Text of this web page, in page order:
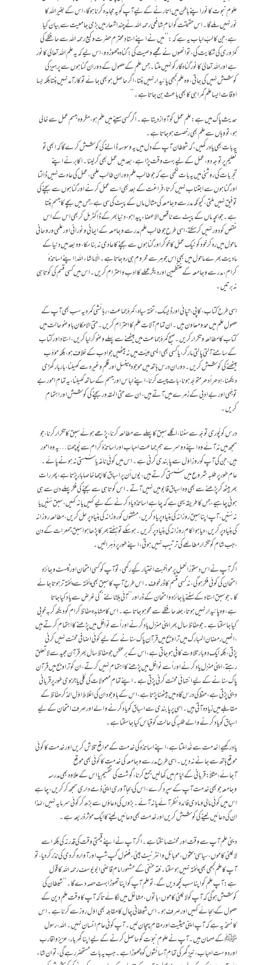
علوم ِ نبوت کانور اپنے باطن میں اتارنے کے لیے آپ کو یہ مجاہدہ کرنا ہوگا،اس کے بغیر اللہ کا
نورنہیں ملے گا۔اس حقیقت کو امام شافعی رحمہ اللہ نے چند اشعار میں بڑی جامعیت سے بیان کیا
ہے،جن کا لبّ لباب یہ ہے کہ: ’’میں نے اپنے استادِمحترم حضرت وکیع رحمہ اللہ سے حافظے کی
کمزوری کی شکایت کی ،توانھوں نے مجھے وصیت کی:گناہ چھوڑدو،اس لیے کہ یہ علم اللہ تعالیٰ کا نور
ہے اور اللہ تعالیٰ کا نور گناہ گار کونہیں ملتا۔جس علم کے حصول کے دوران گناہوں سے پرہیز کی
کوشش نہیں کی جاتی،وہ علم کبھی پائیدار نہیں بنتا،اگر حاصل ہوبھی جائے تو کارآمد نہیں بنتابلکہ بسا
اوقات ایسا علم گمراہی کا بھی باعث بن جاتا ہے۔‘‘
حدیث پاک میں ہے:علم عمل کو آواز دیتا ہے۔اگر کسی سینے میں علم ہو،مگر وہ جسم عمل سے خالی
ہو،تو وہاں سے علم بھی رخصت ہوجاتا ہے۔
یہ بات بھی یاد رکھیں ،کہ شیطان آپ کے دل میں یہ وسوسہ ڈالنے کی کوشش کرے گاکہ ابھی تو
تعلیم پر توجہ دو،عمل کے لیے بہت وقت پڑاہے،بعد میں عمل بھی کرلینا۔اکابر نے اپنے
تجربات کی روشنی میں یہ بات لکھی ہے کہ جو طالب علم دورانِ طالب علمی ،عمل کی عادت نہیں ڈالتا
اور گناہوں سے اجتناب نہیں کرتا،فراغت کے بعد بھی اسے عمل کرنے اور گناہوں سے بچنے کی
توفیق نہیں ملتی، کیونکہ مدرسے وجامعہ کی مثال ماں کے پیٹ کی سی ہے،جس میں بچے کا جسم بنتا
ہے۔جو بچہ ماں کے پیٹ سے ناقص الاعضاء پید اہو،دنیا بھر کے ڈاکٹر مل کر بھی اس کے اس
نقص کودور نہیں کرسکتے ،اسی طرح جو طالب علم مدرسے وجامعہ کے ایمانی ونورانی اور علمی وروحانی
ماحول میں رہ کر خود کو نیک عمل کا خوگر اور گناہوں سے بچنے کا عادی نہ بناسکا،وہ بعد میں دنیا کے
مادیت بھرے ماحول میں بھی اس جوہر سے محروم ہی رہ جاتا ہے۔الّاماشاء اللہ! اپنے اساتذہ ٔ
کرام،مدرسے وجامعہ کے منتظمین اور دیگر عملے کاادب واحترام کریں۔اس میں کسی قسم کی کوتاہی
نہ برتیں ۔
اسی طرح کتاب،کاپی،تپائی اور ڈیسک ،تختہ سیاہ،کمرۂ جماعت ،رہائشی کمرہ یہ سب بھی آپ کے
حصول ِ علم میں ممدّومعاون ہیں ۔ان تمام آلاتِ علم کا احترام کریں ۔حتی الامکان باوضو حالت میں
کتاب کا مطالعہ وتکرار کریں ۔صبح کمرۂ جماعت میں بیٹھنے سے پہلے وضو کرلیا کریں ،استاد اورکتاب
کے سامنے آلتی پالتی مار کر،یا کسی بھی ایسی ہیئت میں نہ بیٹھیں جو ادب کے خلاف ہو،بلکہ مؤدّب
بیٹھنے کی کوشش کریں ۔دورانِ درس ہاتھ میں موجود پینسل اور قلم وغیرہ سے کھیلنا،بار بار گھڑی
دیکھنا،اِدھر اُدھر متوجّہ ہونا،بات چیت کرنا،اپنے لباس اور جسم کے ساتھ کھیلنا ،یہ تمام امور بے
توجّہی اور بے ادبی کے زمرے میں آتے ہیں ،ان سے حتی المقدور بچنے کی کوشش اور اہتمام
کریں ۔
درس کوپُوری توجّہ سے سننا،اگلے سبق کا پہلے سے مطالعہ کرنا،پڑھے ہوئے سبق کا تکرار کرنا،جو
سمجھ میں نہ آئے وہ اپنے دوسرے ہم جماعت احباب اور اساتذۂ کرام سے پُوچھنا…یہ وہ امور
ہیں،جن کی آپ کو روزِ اوّل سے پابندی کرنی ہے۔اس میں کوئی ناغہ یاسُستی نہ ہونے پائے۔
عام طور پر طلبہ شروع میں سُستی کرتے ہیں ،یوں اُن پر اسباق کا اچھا خاصا بار پڑتاہے،پھر رات
بھر بیٹھ کر پڑھنے سے بھی وہ اسباق قابو میں نہیں آتے۔اس کوتاہی سے بچنے کی فکر پہلے دن سے ہی
ہونی چاہیے ،جس کا طریقہ یہی ہے کہ چاہے اساتذہ یاد کرنے کے لیے کہیں یا نہ کہیں ،سبق سُنیں یا
نہ سُنیں،آپ اپنا سبق روزانہ کی بنیاد پر یاد کریں ،مشقوں کو روزانہ کی بنیاد پر حل کریں ،مطالعہ روزانہ
کی بنیاد پر کریں ،دیا ہوا کام روزانہ کی بنیاد پر کریں ۔ہوسکے تو ہفتے بھر کا پڑھا ہوا سبق جمعرات کے دن
،جب شام کو تکرار مطالعے کی ترتیب نہیں ہوتی،اپنے طور پر دُہرالیں ۔
اگر آپ نے اس دستورُالعمل پر مواظبت اختیار کیے رکھی،تو آپ کو کسی امتحان اور ٹیسٹ وجائزہ
امتحان کی کوئی فکر ہوگی،نہ کسی قسم کا ڈر خوف۔اس طرح آپ کا سبق بھی پُختہ سے پُختہ تر ہوتا جائے
گا۔جو سبق استاد کے سننے یاجائزہ وامتحان کے ڈراور ’’آئی بلاٹالنے‘‘کی غرض سے یاد کیاجاتا
ہے،وہ پائیدار نہیں ہوتا،جلد حافظے سے محو ہوجاتا ہے۔اس کامشاہدہ حفّاظِ کرام کو دیکھ کر بہ خوبی
کیاجاسکتاہے۔جو حفّاظ سال بھر اپنی منزل یاد کرنے اور اُسے نوافل میں پڑھنے کا اہتمام کرتے ہیں
،انھیں رمضان المبارک میں تراویح میں قرآن پاک سنانے کے لیے کوئی اضافی محنت نہیں کرنی
پڑتی،بلکہ ایک دو بار تلاوت کافی ہوجاتی ہے،اس کے برعکس جو حفّاظ سال بھر قرآن مجید سے لاتعلق
رہتے ،اپنی منزل یاد کرنے اور اُسے نوافل میں پڑھنے کا اہتمام نہیں کرتے ،ان کو تراویح میں قرآن
پاک سنانے کے لیے انتہائی محنت کرنی پڑتی ہے۔اپنے تمام معمولات کی کلّی یاجزوی طور پر قربانی
دینی پڑتی ہے،حفظ کی درس گاہ میں بیٹھنا پڑتاہے،اس کے باوجود ان کی اغلاط اوّل الذکر حفّاظ کے
مقابلے میں زیادہ آتی ہیں ۔اسی پر پابندی سے اسباق کو یاد کرنے والے اور صرف امتحان کے لیے
اسباق کو یاد کرنے والے طلبہ کی حالت کو قیاس کیا جاسکتاہے۔
یاد رکھیے!خدمت سے خُدا ملتاہے،اپنے اساتذہ کی خدمت کے مواقع تلاش کریں اور خدمت کا کوئی
موقع ہاتھ سے جانے نہ دیں۔اسی طرح مدرسے وجامعہ کی خدمت کا کوئی بھی موقع
آجائے،مثلاً:قربانی کے ایّام میں کھالیں جمع کرنا،گوشت کی تقسیم یا اس کے علاوہ بھی مدرسہ
وجامعہ جو بھی خدمت آپ کے سپرد کرے،اس کی بجاآوری اپنی ذمے داری سمجھ کرکریں ،چاہے
اس میں کوئی مالی ومادی فائدہ نظر آئے یا نہ آئے۔ بڑوں کی دعاؤں سے بڑھ کرکوئی سرمایہ نہیں ،لہٰذا
ان کی دعائیں لینے کی کوشش کریں اور خدمت بھی دعائیں لینے کا ایک مؤثر ذریعہ ہے۔
دینی علم آپ سے وقت اور محنت مانگتا ہے۔اگر آپ نے اپنے قیمتی وقت کی قدر نہ کی بلکہ اسے
لایعنی کاموں،سیاسی بحثوں،موبائل وانٹرنیٹ بینی،فضول گپ شپ اور آوارہ گردی کی نذر کردیا،تو
آپ کا علم کبھی بھی پُختہ نہیں ہوسکتا۔ فقہ حنفی کے مشہورامام قاضی ابویوسف رحمہ اللہ کاقول
ہے:آپ علم کو اپنا سب کچھ دیں گے،توعلم آپ کو اپنا تھوڑا بہت حصہ دے گا۔‘‘ شیطان کی
کوشش ہوگی کہ آپ کو لایعنی کاموں،باتوں ،مشاغل میں لگائے تاکہ آپ کا وقت علم دین کے
حصول کے بجائے کہیں اور صرف ہو۔اس شیطانی چال کا مقابلہ بھی اوّل روز سے کرناہے۔اس
کا نسخہ یہ ہے کہ آپ اپنی حیثیت اور مقام پہچان لیں ۔آپ کوئی عام انسان نہیں ۔اللہ، رسول
ﷺ کے مہمان ہیں ۔آپ نے علوم ِ نبوّت کو حاصل کرنے کے لیے اپنا گھر بار،عزیز واقارب
اور دوست احباب،نیز گھر کی تمام آسائشوں کو چھوڑا ہے۔جب یہ بات مستحضر رہے گی ، تو ان شاء